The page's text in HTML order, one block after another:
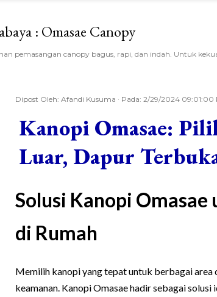
: Omasae Canopy
pemasangan canopy bagus, rapi, dan indah. Untuk
Dipost Oleh: Afandi Kusuma Pada: 2/29/2024 09:01:00
Kanopi Omasae:
Luar, Dapur
Solusi Kanopi
di Rumah
Memilih kanopi yang tepat untuk berbagai area
keamanan. Kanopi Omasae hadir sebagai